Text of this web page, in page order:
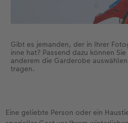
Gibt es jemanden, der in Ihrer
inne hat? Passend dazu können
anderem die Garderobe
tragen.
Eine geliebte Person oder ein